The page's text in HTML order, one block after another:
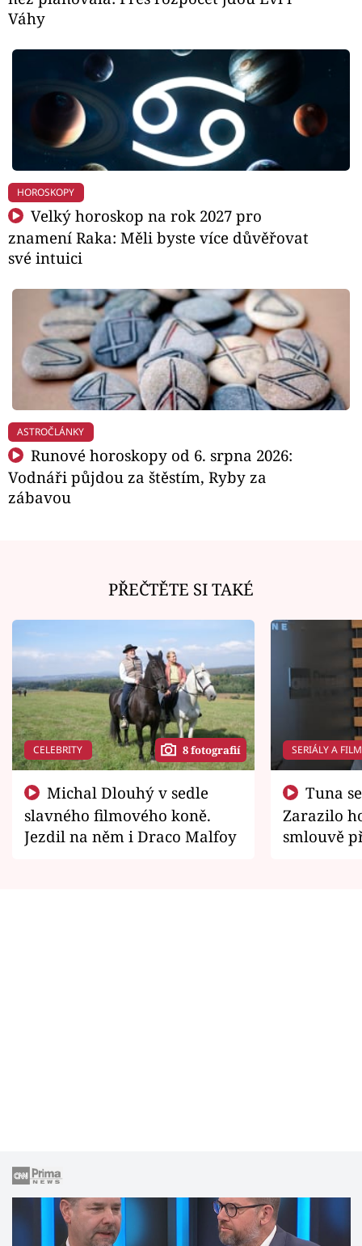
Váhy
HOROSKOPY
Velký horoskop na rok 2027 pro
znamení Raka: Měli byste více důvěřovat
své intuici
ASTROČLÁNKY
Runové horoskopy od 6. srpna 2026:
Vodnáři půjdou za štěstím, Ryby za
zábavou
PŘEČTĚTE SI TAKÉ
CELEBRITY 8 fotografií
slavného filmového koně.
Jezdil na něm i Draco Malfoy
SERIÁLY A
Zarazilo
smlouvě